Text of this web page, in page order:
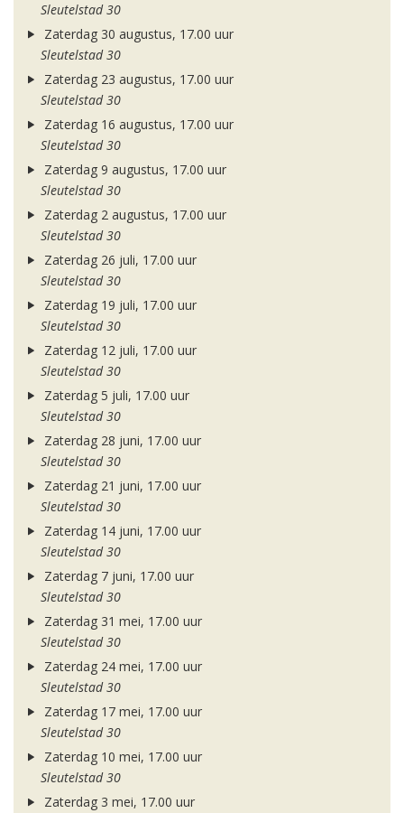
Sleutelstad 30
Zaterdag 30 augustus, 17.00 uur
Sleutelstad 30
Zaterdag 23 augustus, 17.00 uur
Sleutelstad 30
Zaterdag 16 augustus, 17.00 uur
Sleutelstad 30
Zaterdag 9 augustus, 17.00 uur
Sleutelstad 30
Zaterdag 2 augustus, 17.00 uur
Sleutelstad 30
Zaterdag 26 juli, 17.00 uur
Sleutelstad 30
Zaterdag 19 juli, 17.00 uur
Sleutelstad 30
Zaterdag 12 juli, 17.00 uur
Sleutelstad 30
Zaterdag 5 juli, 17.00 uur
Sleutelstad 30
Zaterdag 28 juni, 17.00 uur
Sleutelstad 30
Zaterdag 21 juni, 17.00 uur
Sleutelstad 30
Zaterdag 14 juni, 17.00 uur
Sleutelstad 30
Zaterdag 7 juni, 17.00 uur
Sleutelstad 30
Zaterdag 31 mei, 17.00 uur
Sleutelstad 30
Zaterdag 24 mei, 17.00 uur
Sleutelstad 30
Zaterdag 17 mei, 17.00 uur
Sleutelstad 30
Zaterdag 10 mei, 17.00 uur
Sleutelstad 30
Zaterdag 3 mei, 17.00 uur